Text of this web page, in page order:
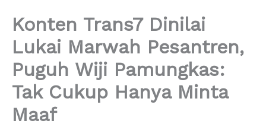
Konten Trans7 Dinilai
Lukai Marwah Pesantren,
Puguh Wiji Pamungkas:
Tak Cukup Hanya Minta
Maaf